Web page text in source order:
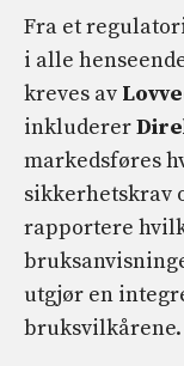
Fra et
i alle
kreves av
inkluderer
markedsføres
sikkerhetskrav
rapportere
utgjør en
bruksvilkårene.